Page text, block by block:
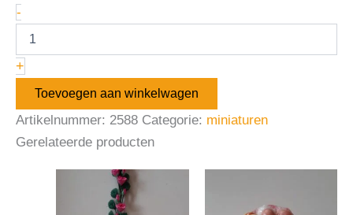
-
+
Toevoegen aan winkelwagen
Artikelnummer: 2588 Categorie: miniaturen
Gerelateerde producten